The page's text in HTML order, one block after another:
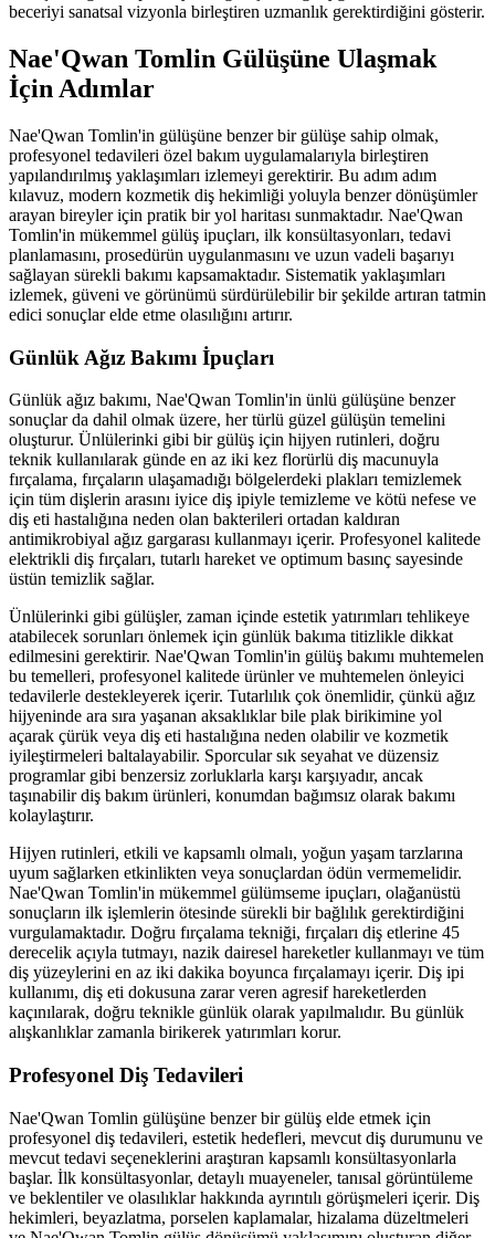
beceriyi sanatsal vizyonla birleştiren uzmanlık gerektirdiğini gösterir.
Nae'Qwan Tomlin Gülüşüne Ulaşmak
İçin Adımlar
Nae'Qwan Tomlin'in gülüşüne benzer bir gülüşe sahip olmak,
profesyonel tedavileri özel bakım uygulamalarıyla birleştiren
yapılandırılmış yaklaşımları izlemeyi gerektirir. Bu adım adım
kılavuz, modern kozmetik diş hekimliği yoluyla benzer dönüşümler
arayan bireyler için pratik bir yol haritası sunmaktadır. Nae'Qwan
Tomlin'in mükemmel gülüş ipuçları, ilk konsültasyonları, tedavi
planlamasını, prosedürün uygulanmasını ve uzun vadeli başarıyı
sağlayan sürekli bakımı kapsamaktadır. Sistematik yaklaşımları
izlemek, güveni ve görünümü sürdürülebilir bir şekilde artıran tatmin
edici sonuçlar elde etme olasılığını artırır.
Günlük Ağız Bakımı İpuçları
Günlük ağız bakımı, Nae'Qwan Tomlin'in ünlü gülüşüne benzer
sonuçlar da dahil olmak üzere, her türlü güzel gülüşün temelini
oluşturur. Ünlülerinki gibi bir gülüş için hijyen rutinleri, doğru
teknik kullanılarak günde en az iki kez florürlü diş macunuyla
fırçalama, fırçaların ulaşamadığı bölgelerdeki plakları temizlemek
için tüm dişlerin arasını iyice diş ipiyle temizleme ve kötü nefese ve
diş eti hastalığına neden olan bakterileri ortadan kaldıran
antimikrobiyal ağız gargarası kullanmayı içerir. Profesyonel kalitede
elektrikli diş fırçaları, tutarlı hareket ve optimum basınç sayesinde
üstün temizlik sağlar.
Ünlülerinki gibi gülüşler, zaman içinde estetik yatırımları tehlikeye
atabilecek sorunları önlemek için günlük bakıma titizlikle dikkat
edilmesini gerektirir. Nae'Qwan Tomlin'in gülüş bakımı muhtemelen
bu temelleri, profesyonel kalitede ürünler ve muhtemelen önleyici
tedavilerle destekleyerek içerir. Tutarlılık çok önemlidir, çünkü ağız
hijyeninde ara sıra yaşanan aksaklıklar bile plak birikimine yol
açarak çürük veya diş eti hastalığına neden olabilir ve kozmetik
iyileştirmeleri baltalayabilir. Sporcular sık ​​seyahat ve düzensiz
programlar gibi benzersiz zorluklarla karşı karşıyadır, ancak
taşınabilir diş bakım ürünleri, konumdan bağımsız olarak bakımı
kolaylaştırır.
Hijyen rutinleri, etkili ve kapsamlı olmalı, yoğun yaşam tarzlarına
uyum sağlarken etkinlikten veya sonuçlardan ödün vermemelidir.
Nae'Qwan Tomlin'in mükemmel gülümseme ipuçları, olağanüstü
sonuçların ilk işlemlerin ötesinde sürekli bir bağlılık gerektirdiğini
vurgulamaktadır. Doğru fırçalama tekniği, fırçaları diş etlerine 45
derecelik açıyla tutmayı, nazik dairesel hareketler kullanmayı ve tüm
diş yüzeylerini en az iki dakika boyunca fırçalamayı içerir. Diş ipi
kullanımı, diş eti dokusuna zarar veren agresif hareketlerden
kaçınılarak, doğru teknikle günlük olarak yapılmalıdır. Bu günlük
alışkanlıklar zamanla birikerek yatırımları korur.
Profesyonel Diş Tedavileri
Nae'Qwan Tomlin gülüşüne benzer bir gülüş elde etmek için
profesyonel diş tedavileri, estetik hedefleri, mevcut diş durumunu ve
mevcut tedavi seçeneklerini araştıran kapsamlı konsültasyonlarla
başlar. İlk konsültasyonlar, detaylı muayeneler, tanısal görüntüleme
ve beklentiler ve olasılıklar hakkında ayrıntılı görüşmeleri içerir. Diş
hekimleri, beyazlatma, porselen kaplamalar, hizalama düzeltmeleri